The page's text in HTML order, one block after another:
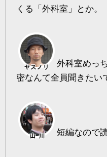
くる「外科室」とか。
外科室めっ
密なんて全員聞きたい
短編なので